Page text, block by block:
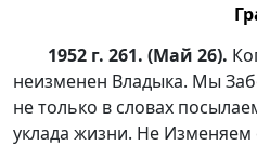
1952 г. 261. (Май 26).
неизменен Владыка. Мы
не только в словах
уклада жизни. Не